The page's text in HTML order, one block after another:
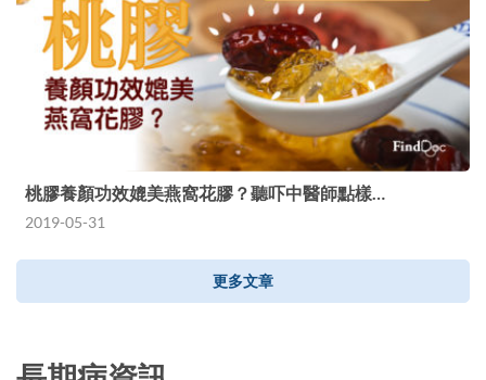
桃膠養顏功效媲美燕窩花膠？聽吓中醫師點樣…
2019-05-31
更多文章